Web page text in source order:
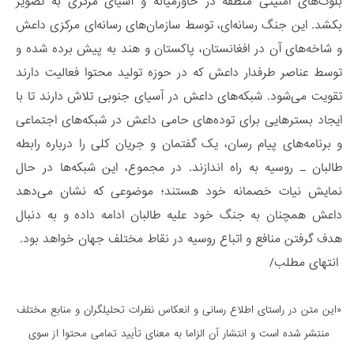
بکشد. این جنگ رسانه‌ای، توسط سازمان‌های رسانه‌ای مرکزی داعش
و شاخه‌های آن در افغانستان، پاکستان و هند به پیش برده شده و
توسط عناصر طرفدار داعش که در حوزه تولید محتوا فعالیت دارند
تقویت می‌شود. شبکه‌های داعش در آسیای جنوبی تلاش دارند تا با
ایجاد بسترهایی برای توده‌های حامی داعش در شبکه‌های اجتماعی
و برنامه‌های پیام رسان، یک گفتمان و جریان کلی را درباره رابطه
طالبان ـ روسیه به راه اندازند. در مجموع، این شبکه‌ها در حال
نمایش نیات خصمانه خود هستند؛ موضوعی که نشان می‌دهد
داعش همچنان به جنگ خود علیه طالبان ادامه داده و به دنبال
هدف گرفتن منافع و اتباع روسیه در نقاط مختلف جهان خواهد بود.
انتهای مطلب/
«این متن در راستای اطلاع رسانی و انعكاس نظرات تحليلگران و منابع مختلف
منتشر شده است و انتشار آن الزاما به معنای تأیید تمامی محتوا از سوی